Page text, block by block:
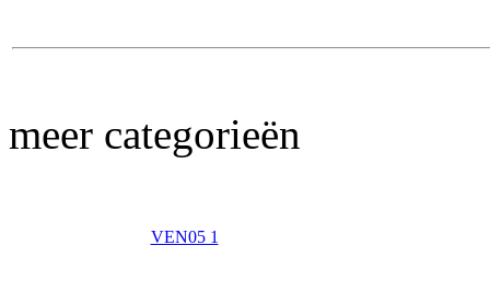
meer categorieën
VEN05 1